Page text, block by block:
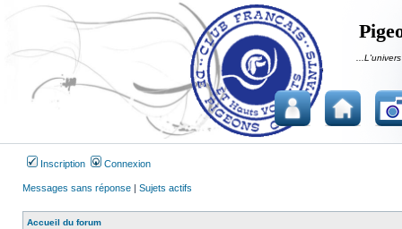
Inscription Connexion
Messages sans réponse | Sujets actifs
Accueil du forum